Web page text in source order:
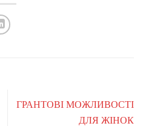
ГРАНТОВІ МОЖЛИВОСТІ
ДЛЯ ЖІНОК